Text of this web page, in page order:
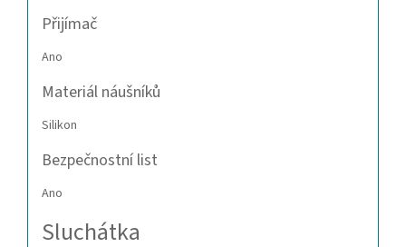
Přijímač
Ano
Materiál náušníků
Silikon
Bezpečnostní list
Ano
Sluchátka